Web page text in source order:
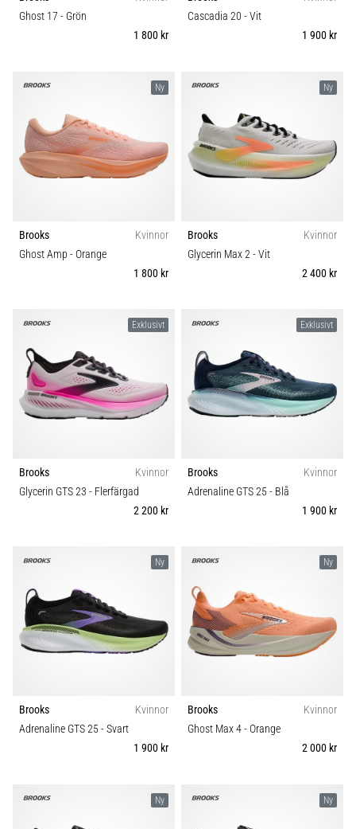
plantar
det…
5. 8. 2026
9 min. läsning
påverkar
det
löpprestandan?
att
förbättrar
uthållighetsprestationen.
Är
det
reda
på
alla
artiklar
Underlag
Typ av sko
Ghost 17 - Grön
1 800 kr
Cascadia 20 - Vit
1 900 kr
Ny
Brooks
Kvinnor
Ghost Amp - Orange
1 800 kr
Ny
Brooks
Kvinnor
Glycerin Max 2- Vit
2 400 kr
Exklusivt
Brooks
Kvinnor
Glycerin GTS 23 - Flerfärgad
2 200 kr
Exklusivt
Brooks
Kvinnor
Adrenaline GTS 25- Blå
1 900 kr
Ny
Brooks
Kvinnor
Adrenaline GTS 25- Svart
1 900 kr
Ny
Brooks
Kvinnor
Ghost Max 4- Orange
2 000 kr
Ny Ny